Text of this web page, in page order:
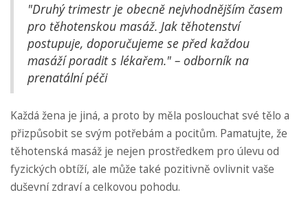
"Druhý trimestr je obecně nejvhodnějším časem
pro těhotenskou masáž. Jak těhotenství
postupuje, doporučujeme se před každou
masáží poradit s lékařem." – odborník na
prenatální péči
Každá žena je jiná, a proto by měla poslouchat své tělo a
přizpůsobit se svým potřebám a pocitům. Pamatujte, že
těhotenská masáž je nejen prostředkem pro úlevu od
fyzických obtíží, ale může také pozitivně ovlivnit vaše
duševní zdraví a celkovou pohodu.